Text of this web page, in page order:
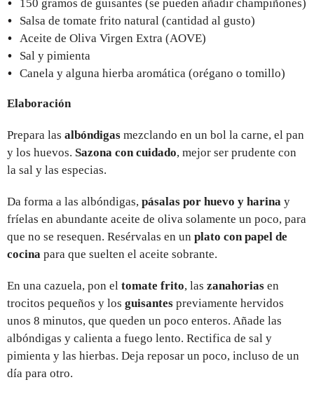
150 gramos de guisantes (se pueden añadir champiñones)
Salsa de tomate frito natural (cantidad al gusto)
Aceite de Oliva Virgen Extra (AOVE)
Sal y pimienta
Canela y alguna hierba aromática (orégano o tomillo)
Elaboración
Prepara las albóndigas mezclando en un bol la carne, el pan
y los huevos. Sazona con cuidado, mejor ser prudente con
la sal y las especias.
Da forma a las albóndigas, pásalas por huevo y harina y
fríelas en abundante aceite de oliva solamente un poco, para
que no se resequen. Resérvalas en un plato con papel de
cocina para que suelten el aceite sobrante.
En una cazuela, pon el tomate frito, las zanahorias en
trocitos pequeños y los guisantes previamente hervidos
unos 8 minutos, que queden un poco enteros. Añade las
albóndigas y calienta a fuego lento. Rectifica de sal y
pimienta y las hierbas. Deja reposar un poco, incluso de un
día para otro.